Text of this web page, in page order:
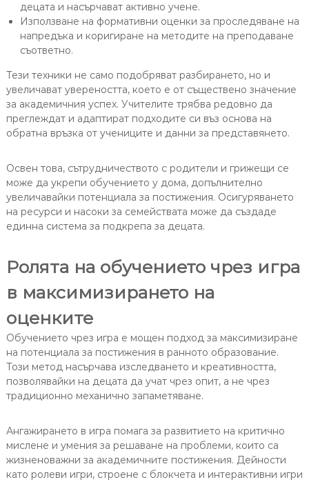
децата и насърчават активно учене.
Използване на формативни оценки за проследяване на
напредъка и коригиране на методите на преподаване
съответно.
Тези техники не само подобряват разбирането, но и
увеличават увереността, което е от съществено значение
за академичния успех. Учителите трябва редовно да
преглеждат и адаптират подходите си въз основа на
обратна връзка от учениците и данни за представянето.
Освен това, сътрудничеството с родители и грижещи се
може да укрепи обучението у дома, допълнително
увеличавайки потенциала за постижения. Осигуряването
на ресурси и насоки за семействата може да създаде
единна система за подкрепа за децата.
Ролята на обучението чрез игра
в максимизирането на
оценките
Обучението чрез игра е мощен подход за максимизиране
на потенциала за постижения в ранното образование.
Този метод насърчава изследването и креативността,
позволявайки на децата да учат чрез опит, а не чрез
традиционно механично запаметяване.
Ангажирането в игра помага за развитието на критично
мислене и умения за решаване на проблеми, които са
жизненоважни за академичните постижения. Дейности
като ролеви игри, строене с блокчета и интерактивни игри